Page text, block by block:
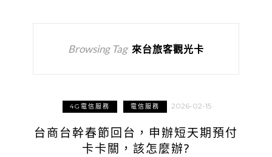
Browsing Tag 來台旅客觀光卡
4G電信服務 電信服務 2026-02-15
台商台幹春節回台，申辦短天期預付
卡卡關，該怎麼辦?